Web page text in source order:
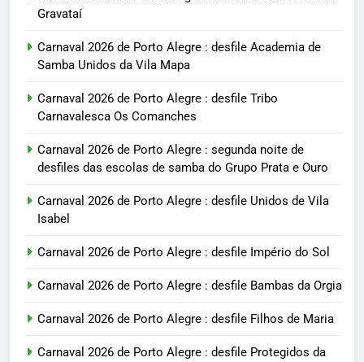
Gravataí
Carnaval 2026 de Porto Alegre : desfile Academia de
Samba Unidos da Vila Mapa
Carnaval 2026 de Porto Alegre : desfile Tribo
Carnavalesca Os Comanches
Carnaval 2026 de Porto Alegre : segunda noite de
desfiles das escolas de samba do Grupo Prata e Ouro
Carnaval 2026 de Porto Alegre : desfile Unidos de Vila
Isabel
Carnaval 2026 de Porto Alegre : desfile Império do Sol
Carnaval 2026 de Porto Alegre : desfile Bambas da Orgia
Carnaval 2026 de Porto Alegre : desfile Filhos de Maria
Carnaval 2026 de Porto Alegre : desfile Protegidos da